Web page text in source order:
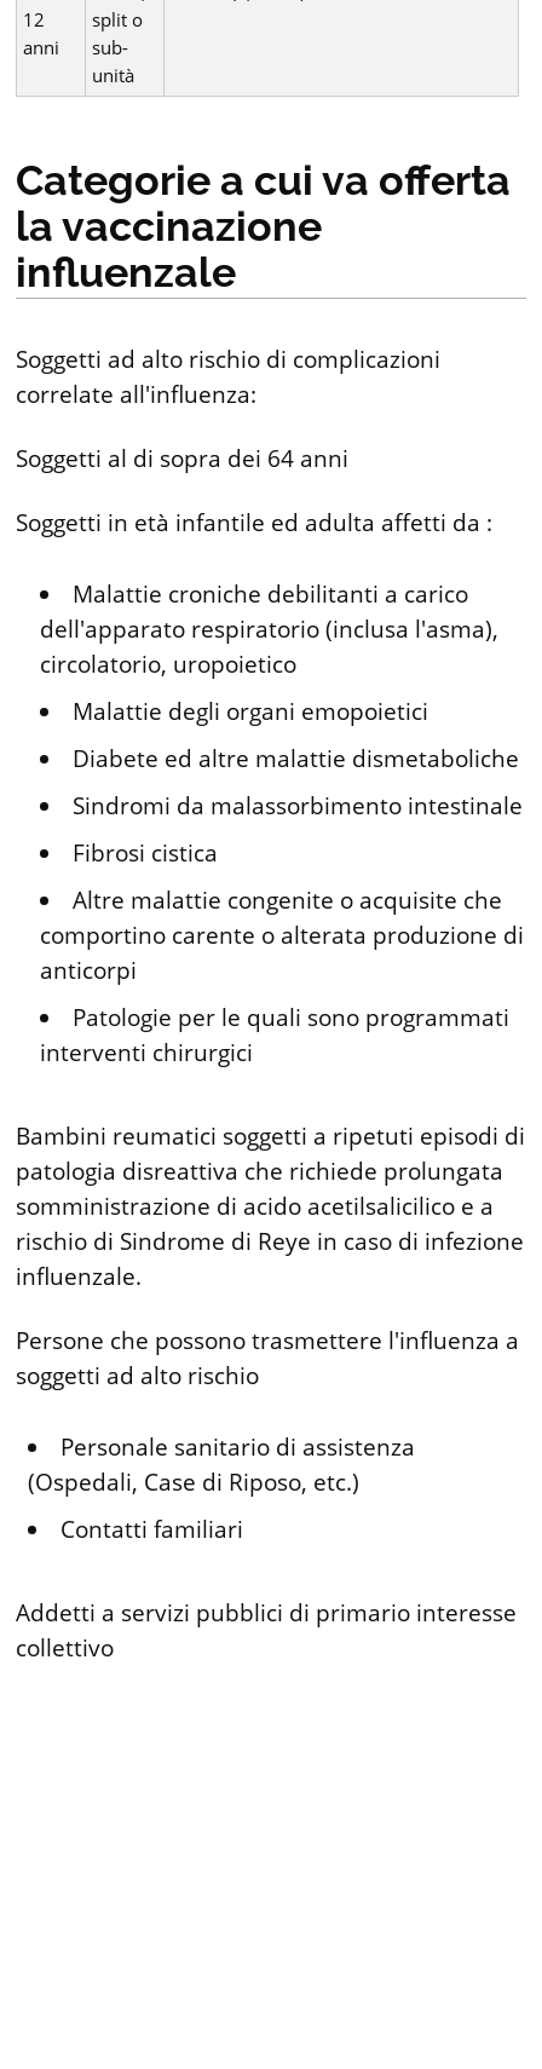
12
anni
split o
sub-
unità
Categorie a cui va offerta
la vaccinazione
influenzale
Soggetti ad alto rischio di complicazioni
correlate all'influenza:
Soggetti al di sopra dei 64 anni
Soggetti in età infantile ed adulta affetti da :
Malattie croniche debilitanti a carico
dell'apparato respiratorio (inclusa l'asma),
circolatorio, uropoietico
Malattie degli organi emopoietici
Diabete ed altre malattie dismetaboliche
Sindromi da malassorbimento intestinale
Fibrosi cistica
Altre malattie congenite o acquisite che
comportino carente o alterata produzione di
anticorpi
Patologie per le quali sono programmati
interventi chirurgici
Bambini reumatici soggetti a ripetuti episodi di
patologia disreattiva che richiede prolungata
somministrazione di acido acetilsalicilico e a
rischio di Sindrome di Reye in caso di infezione
influenzale.
Persone che possono trasmettere l'influenza a
soggetti ad alto rischio
Personale sanitario di assistenza
(Ospedali, Case di Riposo, etc.)
Contatti familiari
Addetti a servizi pubblici di primario interesse
collettivo